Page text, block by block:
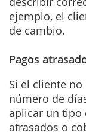
ejemplo, el
de cambio.
Pagos
Si el cliente
número de
aplicar un tipo
atrasados o